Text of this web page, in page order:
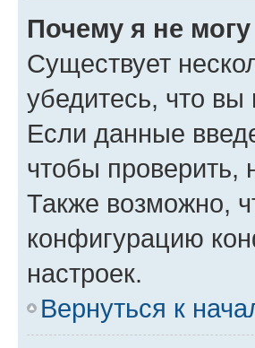
Почему я не
Существует
убедитесь, что
Если данные
чтобы проверить,
Также возможно,
конфигурацию
настроек.
Вернуться к